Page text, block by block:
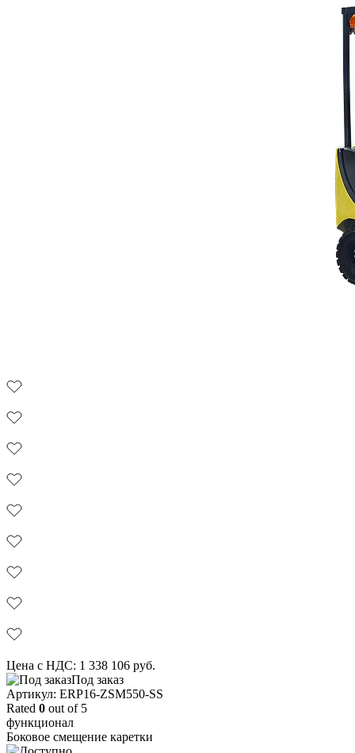
Цена с НДС: 1 338 106 руб.
Под заказ
Aртикул: ERP16-ZSM550-SS
Rated 0 out of 5
функционал
Боковое смещение каретки